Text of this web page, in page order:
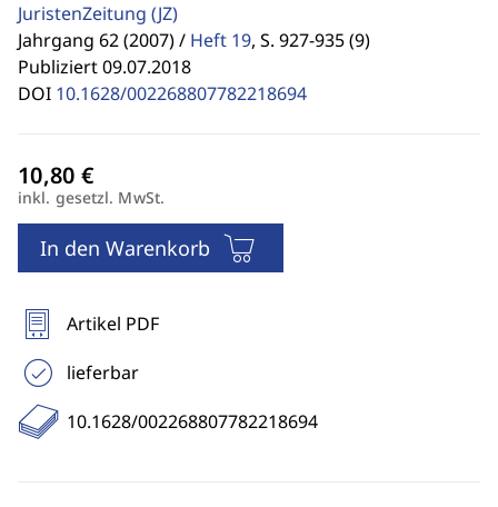
JuristenZeitung (JZ)
Jahrgang 62 (2007) / Heft 19, S. 927-935 (9)
Publiziert 09.07.2018
DOI 10.1628/002268807782218694
inkl. gesetzl. MwSt.
In den Warenkorb
Artikel PDF
lieferbar
10.1628/002268807782218694